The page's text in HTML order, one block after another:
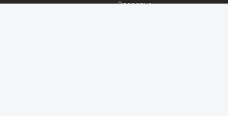
Здоровье